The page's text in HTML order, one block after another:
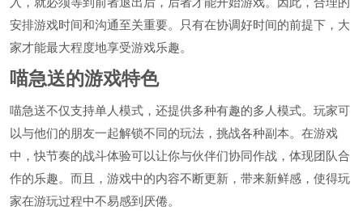
安排游戏时间和沟通至关重要。只有在协调好时间的前提下，大
家才能最大程度地享受游戏乐趣。
喵急送的游戏特色
喵急送不仅支持单人模式，还提供多种有趣的多人模式。玩家可
以与他们的朋友一起解锁不同的玩法，挑战各种副本。在游戏
中，快节奏的战斗体验可以让你与伙伴们协同作战，体现团队合
作的乐趣。而且，游戏中的内容不断更新，带来新鲜感，使得玩
家在游玩过程中不易感到厌倦。